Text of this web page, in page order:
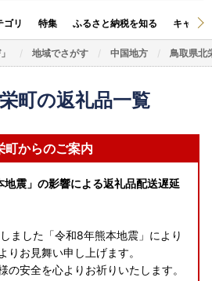
ゴリ 特集 ふるさと納税を知る キャン
地域でさがす 中国地方 鳥取県北
町の返礼品一覧
町からのご案内
地震」の影響による返礼品配送遅延
ました「令和8年熊本地震」により
りお見舞い申し上げます。
の安全を心よりお祈りいたします。